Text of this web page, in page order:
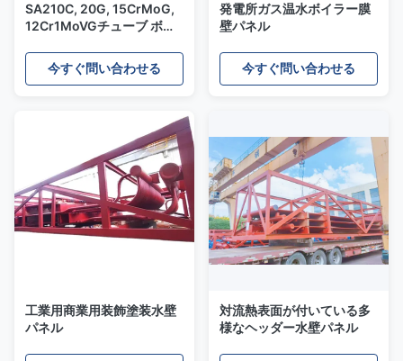
SA210C, 20G, 15CrMoG,
12Cr1MoVGチューブ ボイ
ボイラー用水壁チューブパ
今すぐ問い合わせる
発電所ガス温水ボイラー膜
壁パネル
今すぐ問い合わせる
工業用商業用装飾塗装水壁
パネル
対流熱表面が付いている多
様なヘッダー水壁パネル